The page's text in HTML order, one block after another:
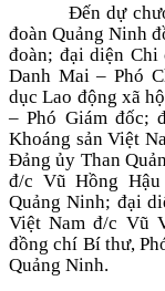
Đến dự chương
đoàn Quảng Ninh
đoàn; đại diện Chi
Danh Mai – Phó
dục Lao động xã
– Phó Giám đốc;
Khoáng sản Việt
Đảng ủy Than
đ/c Vũ Hồng
Quảng Ninh; đại
Việt Nam đ/c Vũ
đồng chí Bí thư,
Quảng Ninh.